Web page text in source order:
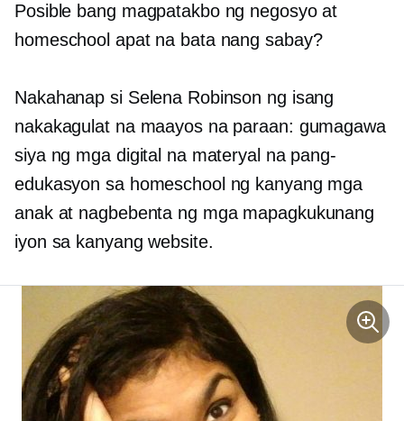
Posible bang magpatakbo ng negosyo at
homeschool apat na bata nang sabay?
Nakahanap si Selena Robinson ng isang
nakakagulat na maayos na paraan: gumagawa
siya ng mga digital na materyal na pang-
edukasyon sa homeschool ng kanyang mga
anak at nagbebenta ng mga mapagkukunang
iyon sa kanyang website.